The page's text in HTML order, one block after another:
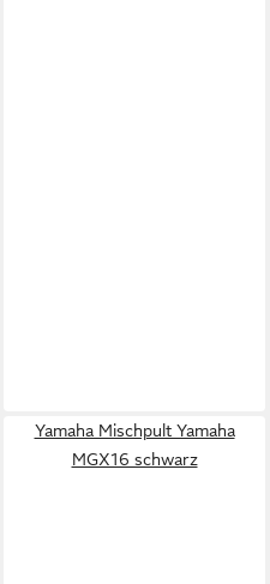
Yamaha Mischpult Yamaha
MGX16 schwarz